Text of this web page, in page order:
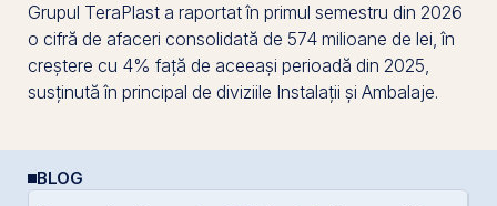
Grupul TeraPlast a raportat în primul semestru din 2026
o cifră de afaceri consolidată de 574 milioane de lei, în
creștere cu 4% față de aceeași perioadă din 2025,
susținută în principal de diviziile Instalații și Ambalaje.
BLOG